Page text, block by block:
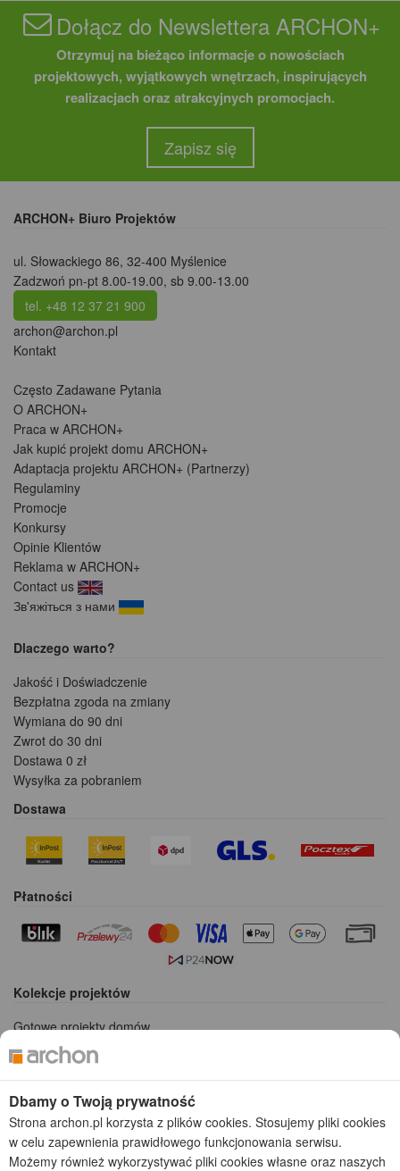
Dołącz do Newslettera ARCHON+
Otrzymuj na bieżąco informacje o nowościach
projektowych, wyjątkowych wnętrzach, inspirujących
realizacjach oraz atrakcyjnych promocjach.
Zapisz się
ARCHON+ Biuro Projektów
ul. Słowackiego 86, 32-400 Myślenice
Zadzwoń pn-pt 8.00-19.00, sb 9.00-13.00
tel. +48 12 37 21 900
archon@archon.pl
Kontakt
Często Zadawane Pytania
O ARCHON+
Praca w ARCHON+
Jak kupić projekt domu ARCHON+
Adaptacja projektu ARCHON+ (Partnerzy)
Regulaminy
Promocje
Konkursy
Opinie Klientów
Reklama w ARCHON+
Contact us
Зв'яжіться з нами
Dlaczego warto?
Jakość i Doświadczenie
Bezpłatna zgoda na zmiany
Wymiana do 90 dni
Zwrot do 30 dni
Dostawa 0 zł
Wysyłka za pobraniem
Dostawa
Płatności
Kolekcje projektów
Gotowe projekty domów
Projekty domów tanich w budowie
Projekty domów szeregowych
Projekty małych domów (do 150 m2)
Projekty domów wielorodzinnych
Projekty domów bliźniaczych
Projekty domów nowoczesnych
Projekty domów parterowych
Dbamy o Twoją prywatność
Strona archon.pl korzysta z plików cookies. Stosujemy pliki cookies
w celu zapewnienia prawidłowego funkcjonowania serwisu.
Możemy również wykorzystywać pliki cookies własne oraz naszych